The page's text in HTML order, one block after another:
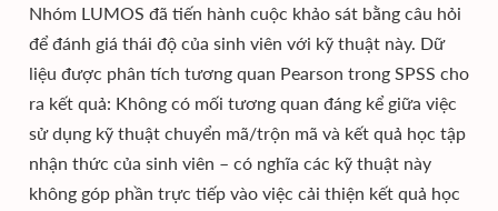
Nhóm LUMOS đã tiến hành cuộc khảo sát bằng câu hỏi
để đánh giá thái độ của sinh viên với kỹ thuật này. Dữ
liệu được phân tích tương quan Pearson trong SPSS cho
ra kết quả: Không có mối tương quan đáng kể giữa việc
sử dụng kỹ thuật chuyển mã/trộn mã và kết quả học tập
nhận thức của sinh viên – có nghĩa các kỹ thuật này
không góp phần trực tiếp vào việc cải thiện kết quả học